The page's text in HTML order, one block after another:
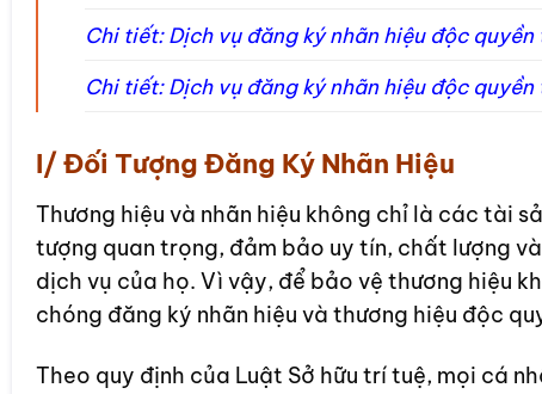
Chi tiết: Dịch vụ đăng ký nhãn hiệu độc
Chi tiết: Dịch vụ đăng ký nhãn hiệu độc quyền
I/ Đối Tượng Đăng Ký Nhãn Hiệu
Thương hiệu và nhãn hiệu không chỉ là các tài
tượng quan trọng, đảm bảo uy tín, chất lượng
dịch vụ của họ. Vì vậy, để bảo vệ thương hiệu
chóng đăng ký nhãn hiệu và thương hiệu độc
Theo quy định của Luật Sở hữu trí tuệ, mọi cá